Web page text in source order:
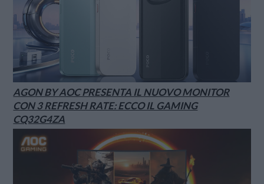
AGON BY AOC PRESENTA IL NUOVO MONITOR
CON 3 REFRESH RATE: ECCO IL GAMING
CQ32G4ZA